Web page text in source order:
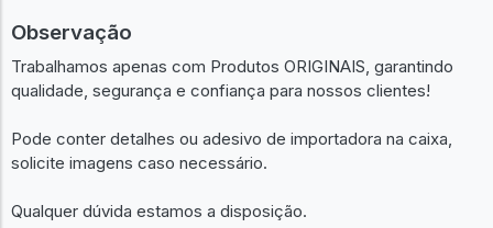
Observação
Trabalhamos apenas com Produtos ORIGINAIS, garantindo
qualidade, segurança e confiança para nossos clientes!
Pode conter detalhes ou adesivo de importadora na caixa,
solicite imagens caso necessário.
Qualquer dúvida estamos a disposição.